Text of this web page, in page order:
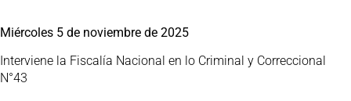
Miércoles 5 de noviembre de 2025
Interviene la Fiscalía Nacional en lo Criminal y Correccional
N°43